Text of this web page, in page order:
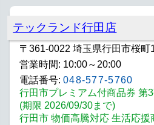
テックランド行田店
〒361-0022 埼玉県行田市桜町
営業時間: 10:00～20:00
電話番号: 048-577-5760
行田市プレミアム付商品券 第
(期限 2026/09/30まで)
行田市 物価高騰対応 生活応援